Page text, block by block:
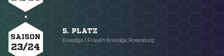
SAISON
23/24
5. PLATZ
Kreisliga / Frauen Kreisliga Rotenburg